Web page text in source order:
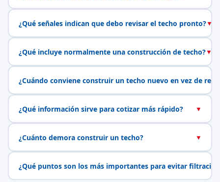
¿Qué señales indican que debo revisar el techo pronto?▼
¿Qué incluye normalmente una construcción de techo?▼
¿Cuándo conviene construir un techo nuevo en vez de
¿Qué información sirve para cotizar más rápido? ▼
¿Cuánto demora construir un techo? ▼
¿Qué puntos son los más importantes para evitar